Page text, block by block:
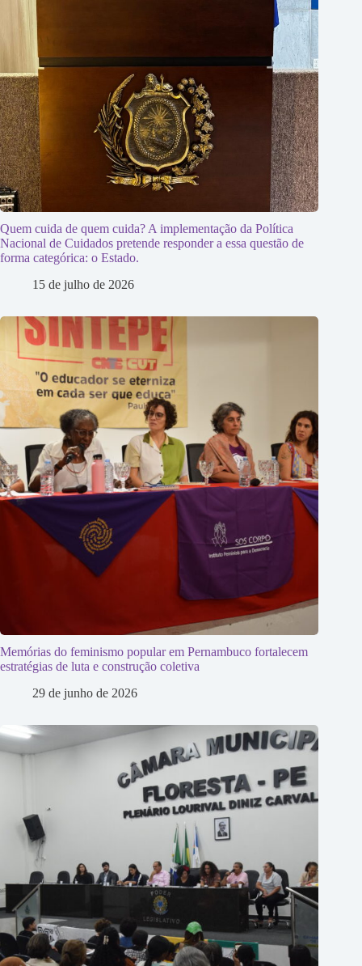
Quem cuida de quem cuida? A implementação da Política
Nacional de Cuidados pretende responder a essa questão de
forma categórica: o Estado.
15 de julho de 2026
Memórias do feminismo popular em Pernambuco fortalecem
estratégias de luta e construção coletiva
29 de junho de 2026